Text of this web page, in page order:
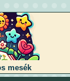
mesék